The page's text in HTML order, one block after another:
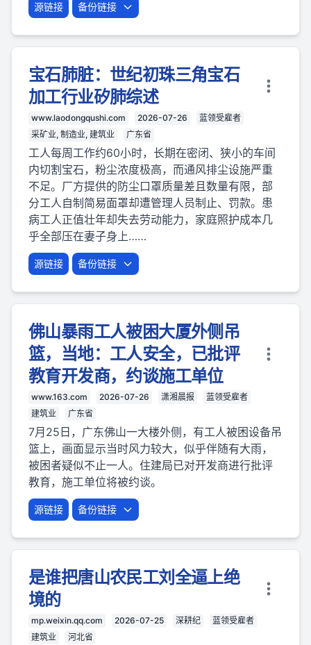
源链接 备份链接
宝石肺脏：世纪初珠三角宝石
加工行业矽肺综述
www.laodongqushi.com 2026-07-26
蓝领受雇者
采矿业, 制造业, 建筑业
广东省
工人每周工作约60小时，长期在密闭、狭小的车间
内切割宝石，粉尘浓度极高，而通风排尘设施严重
不足。厂方提供的防尘口罩质量差且数量有限，部
分工人自制简易面罩却遭管理人员制止、罚款。患
病工人正值壮年却失去劳动能力，家庭照护成本几
乎全部压在妻子身上……
源链接 备份链接
佛山暴雨工人被困大厦外侧吊
篮，当地：工人安全，已批评
教育开发商，约谈施工单位
www.163.com 2026-07-26 潇湘晨报
蓝领受雇者
建筑业
广东省
7月25日，广东佛山一大楼外侧，有工人被困设备吊
篮上，画面显示当时风力较大，似乎伴随有大雨，
被困者疑似不止一人。住建局已对开发商进行批评
教育，施工单位将被约谈。
源链接 备份链接
是谁把唐山农民工刘全逼上绝
境的
mp.weixin.qq.com 2026-07-25 深耕纪
蓝领受雇者
建筑业
河北省